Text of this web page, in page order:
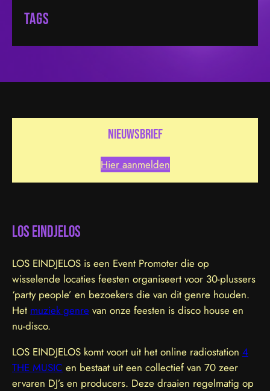
Tags
nieuwsbrief
Hier aanmelden
LOS EINDJELOS
LOS EINDJELOS is een Event Promoter die op
wisselende locaties feesten organiseert voor 30-plussers
‘party people’ en bezoekers die van dit genre houden.
Het muziek genre van onze feesten is disco house en
nu-disco.
LOS EINDJELOS komt voort uit het online radiostation 4
THE MUSIC en bestaat uit een collectief van 70 zeer
ervaren DJ’s en producers. Deze draaien regelmatig op